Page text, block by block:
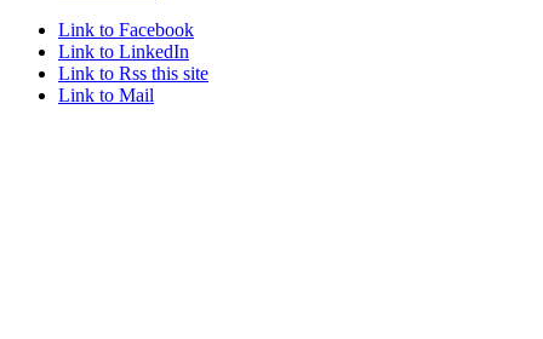
Link to Facebook
Link to LinkedIn
Link to Rss this site
Link to Mail